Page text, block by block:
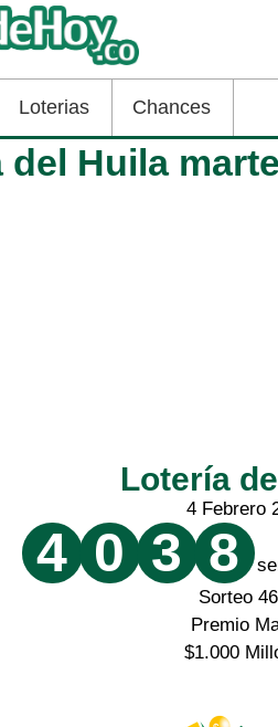
Loterias Chances
del Huila
Lotería
4 Febrero
4 0 3 8
Sorteo
Premio
$1.000